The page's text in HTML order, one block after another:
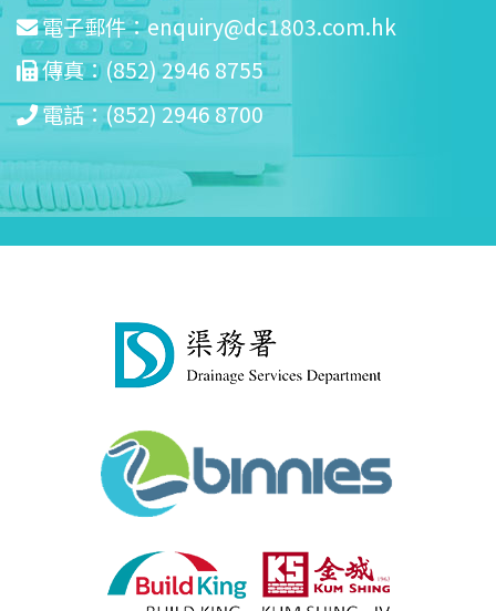
電子郵件：enquiry@dc1803.com.hk
傳真：(852) 2946 8755
電話：(852) 2946 8700